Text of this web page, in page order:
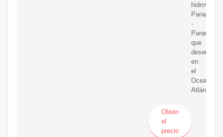
hidrovía
Paraguay
-
Paraná,
que
en
el
Oceano
Atlántico.
Obtén
el
precio